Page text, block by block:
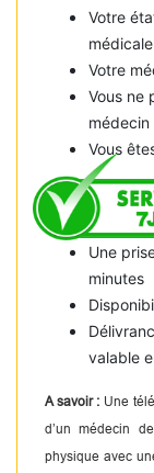
Votre
Votre
Vous ne
Vous
Une
minutes
valable
A savoir : Une
d’un médecin
physique avec